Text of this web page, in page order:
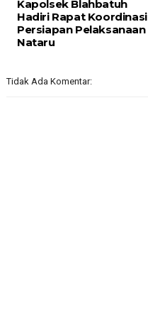
Kapolsek Blahbatuh
Hadiri Rapat Koordinasi
Persiapan Pelaksanaan
Nataru
Tidak Ada Komentar: